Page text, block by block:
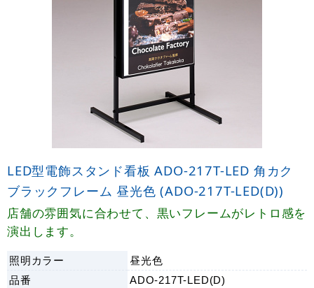
LED型電飾スタンド看板 ADO-217T-LED 角カク
ブラックフレーム 昼光色 (ADO-217T-LED(D))
店舗の雰囲気に合わせて、黒いフレームがレトロ感を
演出します。
照明カラー
昼光色
品番
ADO-217T-LED(D)